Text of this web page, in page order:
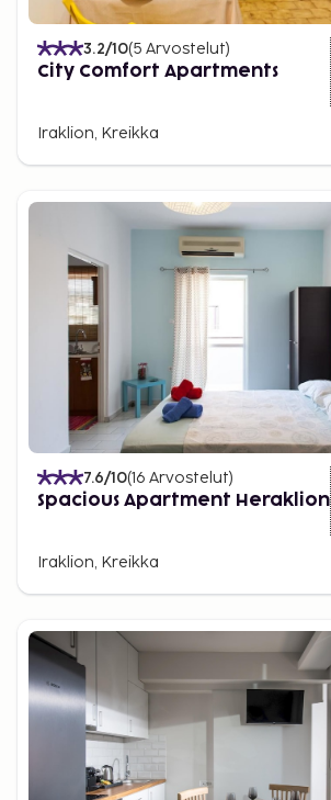
3.2/10(5 Arvostelut)
City Comfort Apartments
Iraklion, Kreikka
7.6/10(16 Arvostelut)
Spacious Apartment Heraklion
Iraklion, Kreikka